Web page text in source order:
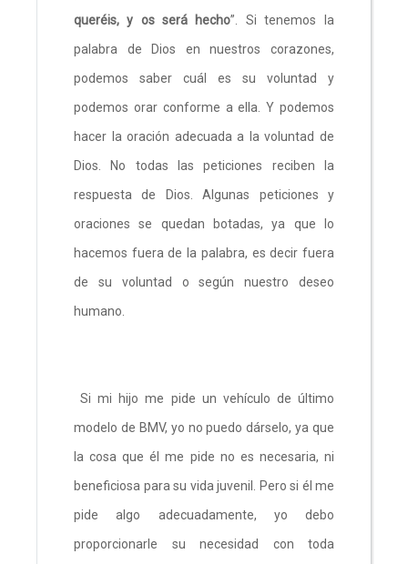
queréis, y os será hecho”. Si tenemos la
palabra de Dios en nuestros corazones,
podemos saber cuál es su voluntad y
podemos orar conforme a ella. Y podemos
hacer la oración adecuada a la voluntad de
Dios. No todas las peticiones reciben la
respuesta de Dios. Algunas peticiones y
oraciones se quedan botadas, ya que lo
hacemos fuera de la palabra, es decir fuera
de su voluntad o según nuestro deseo
humano.
Si mi hijo me pide un vehículo de último
modelo de BMV, yo no puedo dárselo, ya que
la cosa que él me pide no es necesaria, ni
beneficiosa para su vida juvenil. Pero si él me
pide algo adecuadamente, yo debo
proporcionarle su necesidad con toda